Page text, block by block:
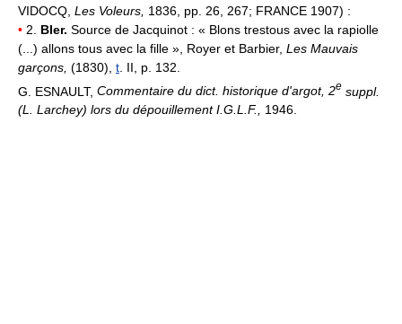
VIDOCQ, Les Voleurs, 1836, pp. 26, 267; FRANCE 1907) :
• 2. Bler. Source de Jacquinot : « Blons trestous avec la rapiolle
(...) allons tous avec la fille », Royer et Barbier, Les Mauvais
garçons, (1830), t . II, p. 132.
G. ESNAULT, Commentaire du dict. historique d'argot, 2e suppl.
(L. Larchey) lors du dépouillement I.G.L.F., 1946.